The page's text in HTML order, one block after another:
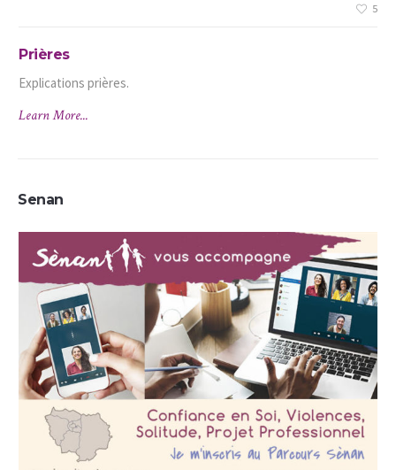
5
Prières
Explications prières.
Learn More...
Senan